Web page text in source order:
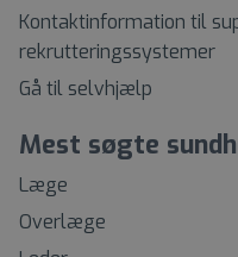
Kontaktinformation til
rekrutteringssystemer
Gå til selvhjælp
Mest søgte
Læge
Overlæge